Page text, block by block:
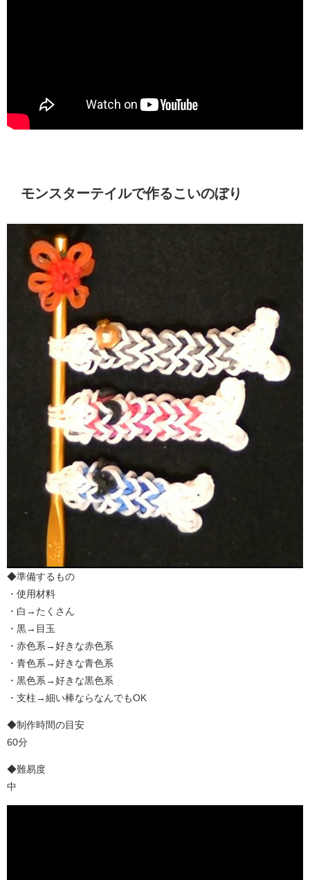
モンスターテイルで作るこいのぼり
◆準備するもの
・使用材料
・白→たくさん
・黒→目玉
・赤色系→好きな赤色系
・青色系→好きな青色系
・黒色系→好きな黒色系
・支柱→細い棒ならなんでもOK
◆制作時間の目安
60分
◆難易度
中